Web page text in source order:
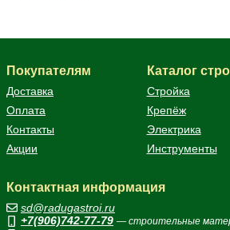
Покупателям
Доставка
Оплата
Контакты
Акции
Каталог
Стройка
Крепёж
Электрика
Инструменты
Контактная информация
sd@radugastroi.ru
+7(906)742-77-79 — строительные